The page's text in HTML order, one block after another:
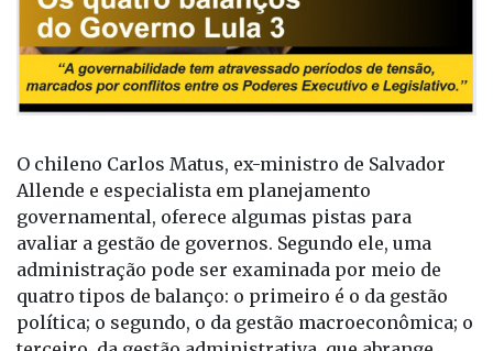
Allende e especialista em planejamento
governamental, oferece algumas pistas para
avaliar a gestão de governos. Segundo ele, uma
administração pode ser examinada por meio de
quatro tipos de balanço: o primeiro é o da gestão
política; o segundo, o da gestão macroeconômica; o
terceiro, da gestão administrativa, que abrange
questões específicas como a desarmonia entre